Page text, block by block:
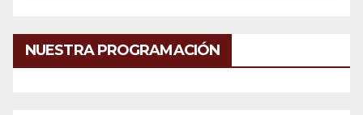
NUESTRA PROGRAMACIÓN